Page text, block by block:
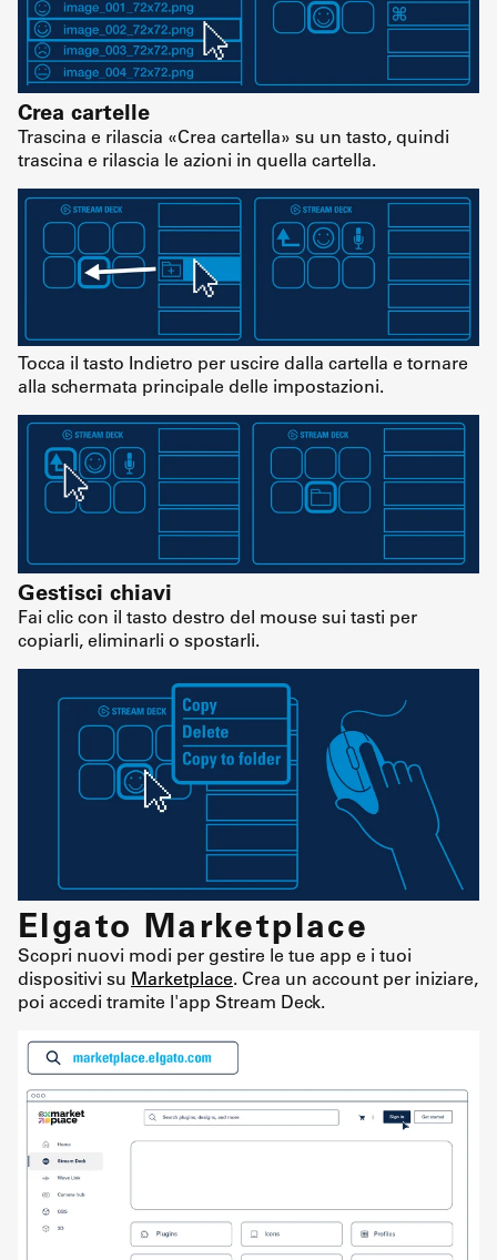
Crea cartelle
Trascina e rilascia «Crea cartella» su un tasto, quindi
trascina e rilascia le azioni in quella cartella.
Tocca il tasto Indietro per uscire dalla cartella e tornare
alla schermata principale delle impostazioni.
Gestisci chiavi
Fai clic con il tasto destro del mouse sui tasti per
copiarli, eliminarli o spostarli.
Elgato Marketplace
Scopri nuovi modi per gestire le tue app e i tuoi
dispositivi su Marketplace. Crea un account per iniziare,
poi accedi tramite l'app Stream Deck.